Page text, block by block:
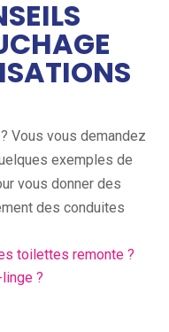
Vous vous demandez
exemples de
vous donner des
des conduites
toilettes remonte ?
?